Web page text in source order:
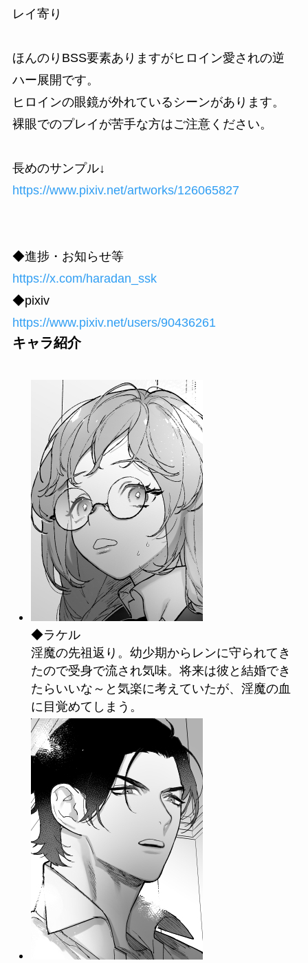
レイ寄り
ほんのりBSS要素ありますがヒロイン愛されの逆
ハー展開です。
ヒロインの眼鏡が外れているシーンがあります。
裸眼でのプレイが苦手な方はご注意ください。
長めのサンプル↓
https://www.pixiv.net/artworks/126065827
◆進捗・お知らせ等
https://x.com/haradan_ssk
◆pixiv
https://www.pixiv.net/users/90436261
キャラ紹介
◆ラケル
淫魔の先祖返り。幼少期からレンに守られてき
たので受身で流され気味。将来は彼と結婚でき
たらいいな～と気楽に考えていたが、淫魔の血
に目覚めてしまう。